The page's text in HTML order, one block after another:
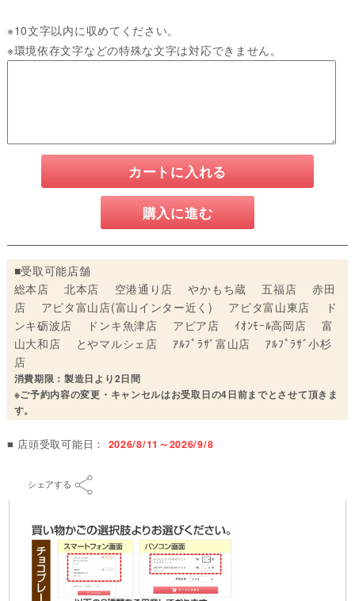
※10文字以内に収めてください。
※環境依存文字などの特殊な文字は対応できません。
カートに入れる
購入に進む
■受取可能店舗
総本店 北本店 空港通り店 やかもち蔵 五福店 赤田
店 アピタ富山店(富山インター近く) アピタ富山東店 ド
ンキ砺波店 ドンキ魚津店 アピア店 ｲｵﾝﾓｰﾙ高岡店 富
山大和店 とやマルシェ店 ｱﾙﾌﾟﾗｻﾞ富山店 ｱﾙﾌﾟﾗｻﾞ小杉
店
消費期限：製造日より2日間
※ご予約内容の変更・キャンセルはお受取日の4日前までとさせて頂きま
す。
■ 店頭受取可能日： 2026/8/11～2026/9/8
シェアする